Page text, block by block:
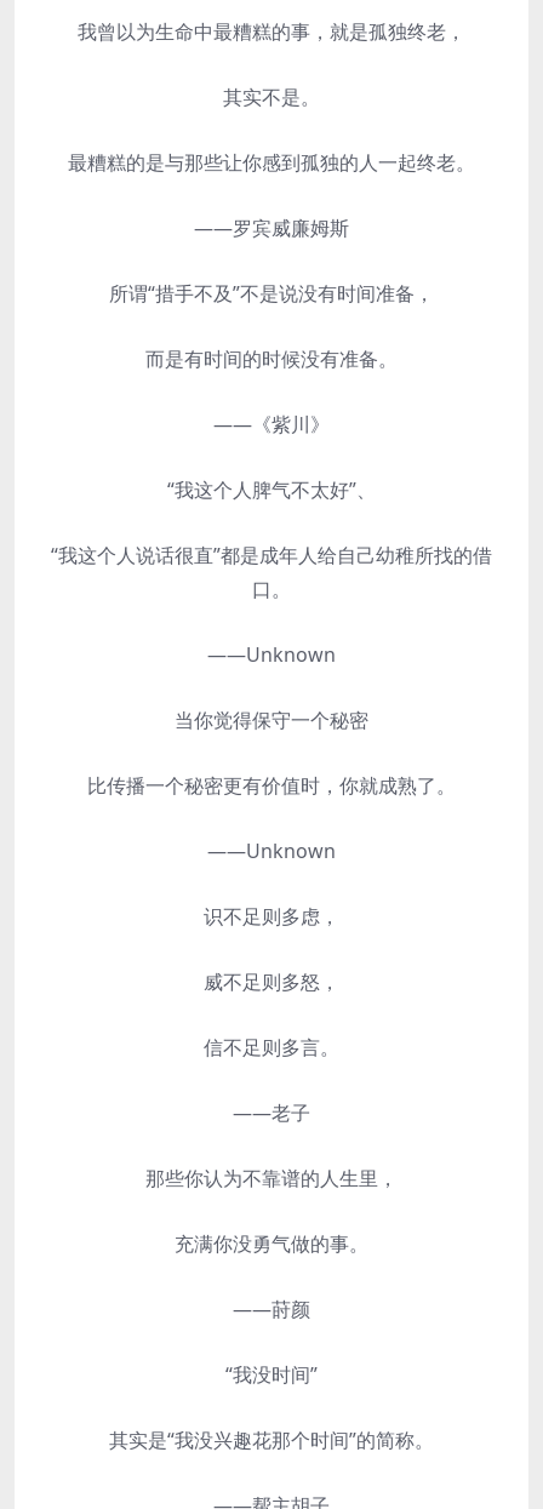
我曾以为生命中最糟糕的事，就是孤独终老，
其实不是。
最糟糕的是与那些让你感到孤独的人一起终老。
——罗宾威廉姆斯
所谓“措手不及”不是说没有时间准备，
而是有时间的时候没有准备。
——《紫川》
“我这个人脾气不太好”、
“我这个人说话很直”都是成年人给自己幼稚所找的借
口。
——Unknown
当你觉得保守一个秘密
比传播一个秘密更有价值时，你就成熟了。
——Unknown
识不足则多虑，
威不足则多怒，
信不足则多言。
——老子
那些你认为不靠谱的人生里，
充满你没勇气做的事。
——莳颜
“我没时间”
其实是“我没兴趣花那个时间”的简称。